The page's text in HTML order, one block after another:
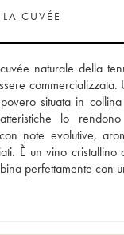
LA CUVÉE
naturale della
commercializzata.
situata in
lo
note evolutive,
È un vino
perfettamente con